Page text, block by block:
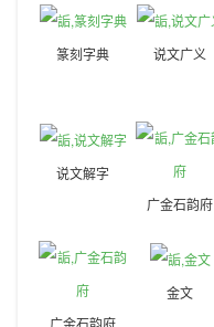
篆刻字典 说文广义
说文解字
广金石韵府
金文